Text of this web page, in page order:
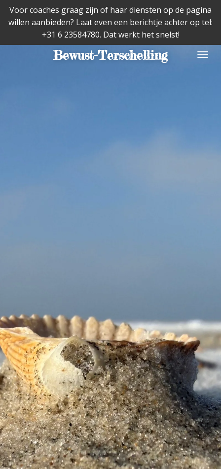
Ga
direct
de
hoofdinhoudBewust-Terschelling
Voor coaches graag zijn of haar diensten op de pagina
willen aanbieden? Laat even een berichtje achter op tel:
+31 6 23584780. Dat werkt het snelst!